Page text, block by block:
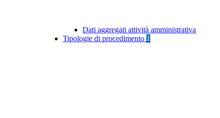
Dati aggregati attività amministrativa
Tipologie di procedimento 1